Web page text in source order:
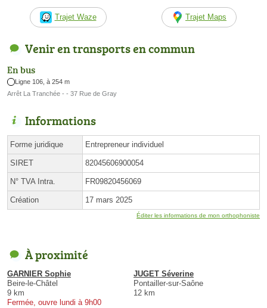
Trajet Waze Trajet Maps
Venir en transports en commun
En bus
Ligne 106, à 254 m
Arrêt La Tranchée - - 37 Rue de Gray
Informations
Forme juridique Entrepreneur individuel
SIRET 82045606900054
N° TVA Intra. FR09820456069
Création 17 mars 2025
Éditer les informations de mon orthophoniste
À proximité
GARNIER Sophie
Beire-le-Châtel
9 km
Fermée, ouvre lundi à 9h00
JUGET Séverine
Pontailler-sur-Saône
12 km